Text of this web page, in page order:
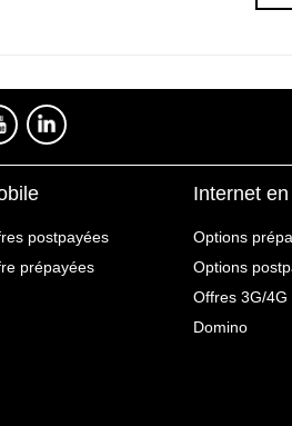
postpayées
prépayées
Internet
Options
Options
Offres 3G/4G
Domino